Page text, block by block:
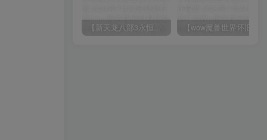
【新天龙八部3永恒经典之怀旧新西瓜】站长推荐经典3D武侠金庸武侠端游-2024年7月24日最新打包Linux服务端源码视频架设教程-完整PC客户端-配套GM工具！